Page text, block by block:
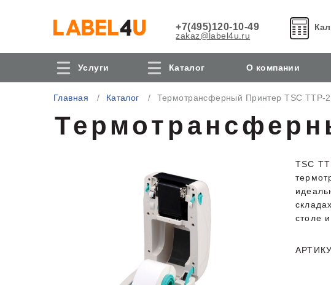
+7(495)120-10-49
zakaz@label4u.ru
Услуги Каталог О компании
Главная Каталог Термотрансферный Принтер TSC TTP-
TSC
столе